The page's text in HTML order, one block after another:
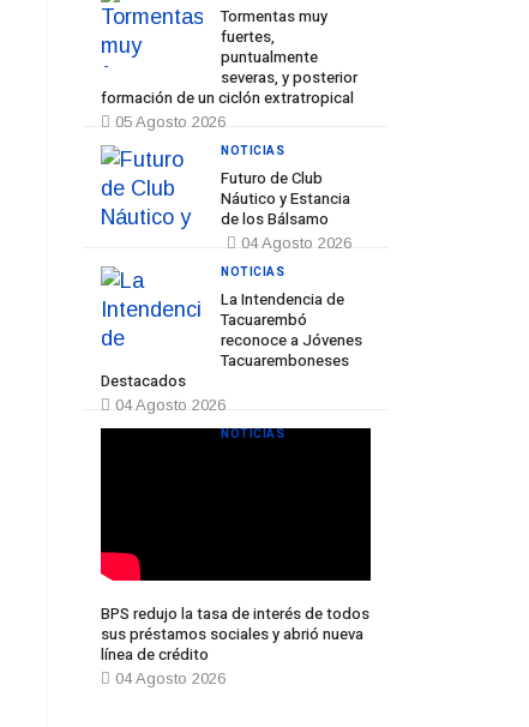
Tormentas muy
fuertes,
puntualmente
severas, y posterior
formación de un ciclón extratropical
05 Agosto 2026
Futuro de Club
Náutico y Estancia
de los Bálsamo
04 Agosto 2026
NOTICIAS
La Intendencia de
Tacuarembó
reconoce a Jóvenes
Tacuaremboneses
Destacados
04 Agosto 2026
NOTICIAS
BPS redujo la tasa de interés de todos
sus préstamos sociales y abrió nueva
línea de crédito
04 Agosto 2026
NOTICIAS